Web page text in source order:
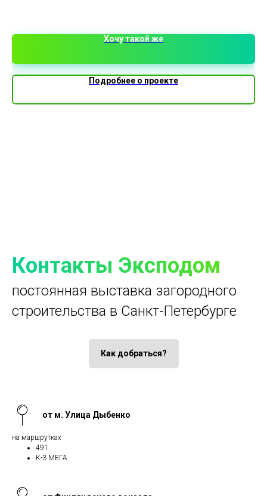
Хочу такой же
Подробнее о проекте
Контакты Эксподом
постоянная выставка загородного
строительства в Санкт-Петербурге
Как добраться?
от м. Улица Дыбенко
на маршрутках
491
К-3 МЕГА